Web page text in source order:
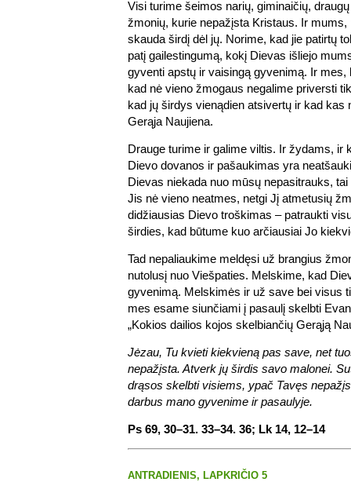
Visi turime šeimos narių, giminaičių,
žmonių, kurie nepažįsta Kristaus. Ir mums,
skauda širdį dėl jų. Norime, kad jie patirtų
patį gailestingumą, kokį Dievas išliejo
gyventi apstų ir vaisingą gyvenimą. Ir mes,
kad nė vieno žmogaus negalime priversti
kad jų širdys vienądien atsivertų ir kad kas
Gerąja Naujiena.
Drauge turime ir galime viltis. Ir žydams, ir
Dievo dovanos ir pašaukimas yra
Dievas niekada nuo mūsų nepasitrauks,
Jis nė vieno neatmes, netgi Jį atmetusių
didžiausias Dievo troškimas – patraukti
širdies, kad būtume kuo arčiausiai Jo
Tad nepaliaukime meldęsi už brangius
nutolusį nuo Viešpaties. Melskime, kad
gyvenimą. Melskimės ir už save bei visus
mes esame siunčiami į pasaulį skelbti
„Kokios dailios kojos skelbiančių Gerąją
Jėzau, Tu kvieti kiekvieną pas save, net
nepažįsta. Atverk jų širdis savo malonei.
drąsos skelbti visiems, ypač Tavęs
darbus mano gyvenime ir pasaulyje.
Ps 69, 30–31. 33–34. 36; Lk 14, 12–14
ANTRADIENIS, LAPKRIČIO 5